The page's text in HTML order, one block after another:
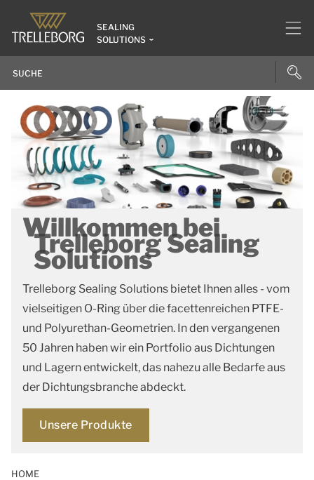
SEALING
SOLUTIONS
Willkommen bei
Trelleborg Sealing
Solutions
Trelleborg Sealing Solutions bietet Ihnen alles - vom
vielseitigen O-Ring über die facettenreichen PTFE-
und Polyurethan-Geometrien. In den vergangenen
50 Jahren haben wir ein Portfolio aus Dichtungen
und Lagern entwickelt, das nahezu alle Bedarfe aus
der Dichtungsbranche abdeckt.
Unsere Produkte
HOME